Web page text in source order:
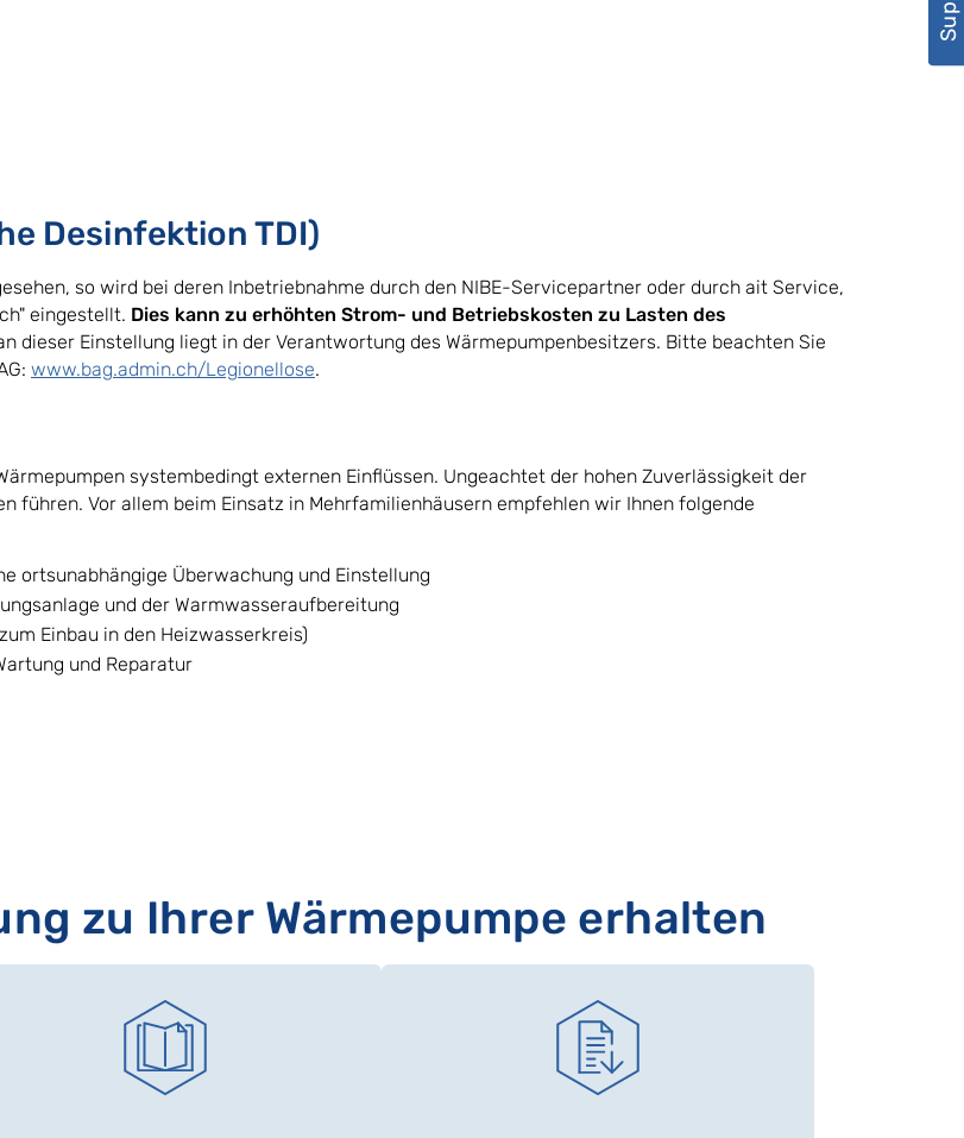
Desinfektion TDI)
so wird bei deren Inbetriebnahme durch den NIBE-Servicepartner oder durch ait Service,
eingestellt. Dies kann zu erhöhten Strom- und Betriebskosten zu Lasten des
dieser Einstellung liegt in der Verantwortung des Wärmepumpenbesitzers. Bitte beachten Sie
www.bag.admin.ch/Legionellose.
systembedingt externen Einflüssen. Ungeachtet der hohen Zuverlässigkeit der
führen. Vor allem beim Einsatz in Mehrfamilienhäusern empfehlen wir Ihnen folgende
ortsunabhängige Überwachung und Einstellung
und der Warmwasseraufbereitung
Einbau in den Heizwasserkreis)
und Reparatur
zu Ihrer Wärmepumpe erhalten